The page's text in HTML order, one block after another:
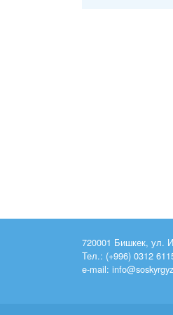
720001 Бишкек, ул.
Тел.: (+996) 0312
e-mail: